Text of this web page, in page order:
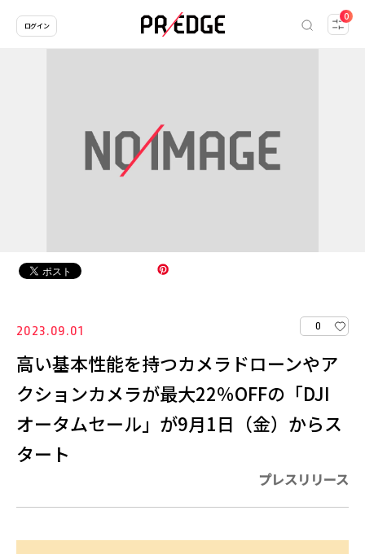
0
ログイン
2023.09.01 0
高い基本性能を持つカメラドローンやア
クションカメラが最大22％OFFの「DJI
オータムセール」が9月1日（金）からス
タート
プレスリリース